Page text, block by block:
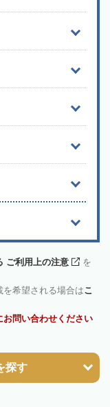
ご利用上の注意
を
を希望される場合はこ
問い合わせください
探す